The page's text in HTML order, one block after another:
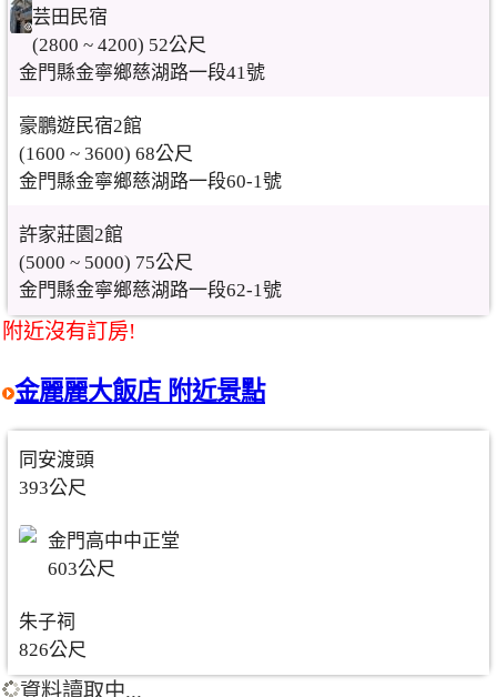
芸田民宿
(2800 ~ 4200) 52公尺
金門縣金寧鄉慈湖路一段41號
豪鵬遊民宿2館
(1600 ~ 3600) 68公尺
金門縣金寧鄉慈湖路一段60-1號
許家莊園2館
(5000 ~ 5000) 75公尺
金門縣金寧鄉慈湖路一段62-1號
附近沒有訂房!
金麗麗大飯店 附近景點
同安渡頭
393公尺
金門高中中正堂
603公尺
朱子祠
826公尺
資料讀取中...